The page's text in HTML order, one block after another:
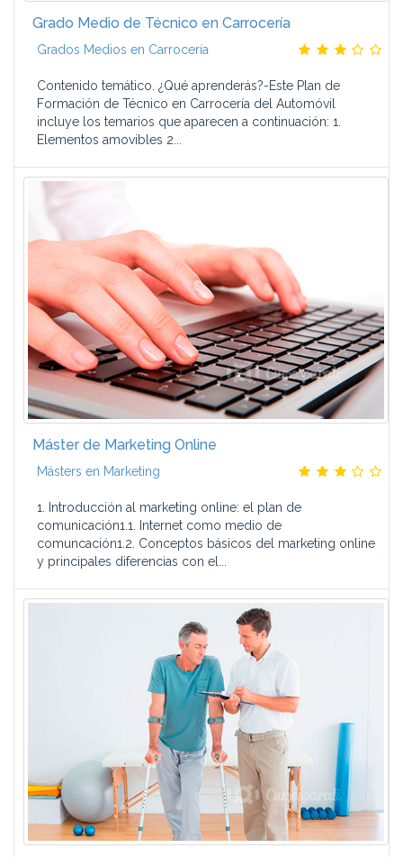
Grado Medio de Técnico en Carrocería
Grados Medios en Carrocería
Contenido temático. ¿Qué aprenderás?-Este Plan de
Formación de Técnico en Carrocería del Automóvil
incluye los temarios que aparecen a continuación: 1.
Elementos amovibles 2...
Máster de Marketing Online
Másters en Marketing
1. Introducción al marketing online: el plan de
comunicación1.1. Internet como medio de
comuncación1.2. Conceptos básicos del marketing online
y principales diferencias con el...